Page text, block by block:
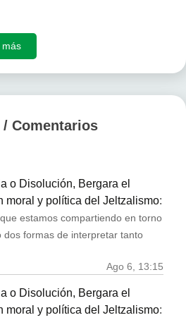
más
Comentarios
o Disolución, Bergara el
moral y política del Jeltzalismo:
estamos compartiendo en torno
dos formas de interpretar tanto
Ago 6, 13:15
o Disolución, Bergara el
moral y política del Jeltzalismo: